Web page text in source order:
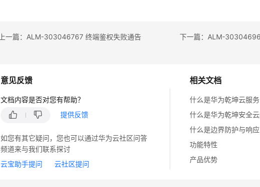
上一篇：ALM-303046767 终端鉴权失败通告
相关文档
什么是华为乾坤云服务
什么是华为乾坤安全
什么是边界防护与响应
功能特性
产品优势
意见反馈
文档内容是否对您有帮助？
提供反馈
如您有其它疑问，您也可以通过华为云社区问答
频道来与我们联系探讨
云宝助手提问
云社区提问